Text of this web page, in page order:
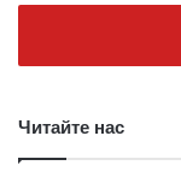
Читайте нас